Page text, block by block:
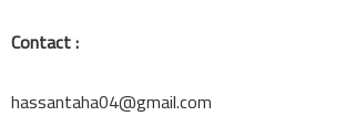
Contact :
hassantaha04@gmail.com